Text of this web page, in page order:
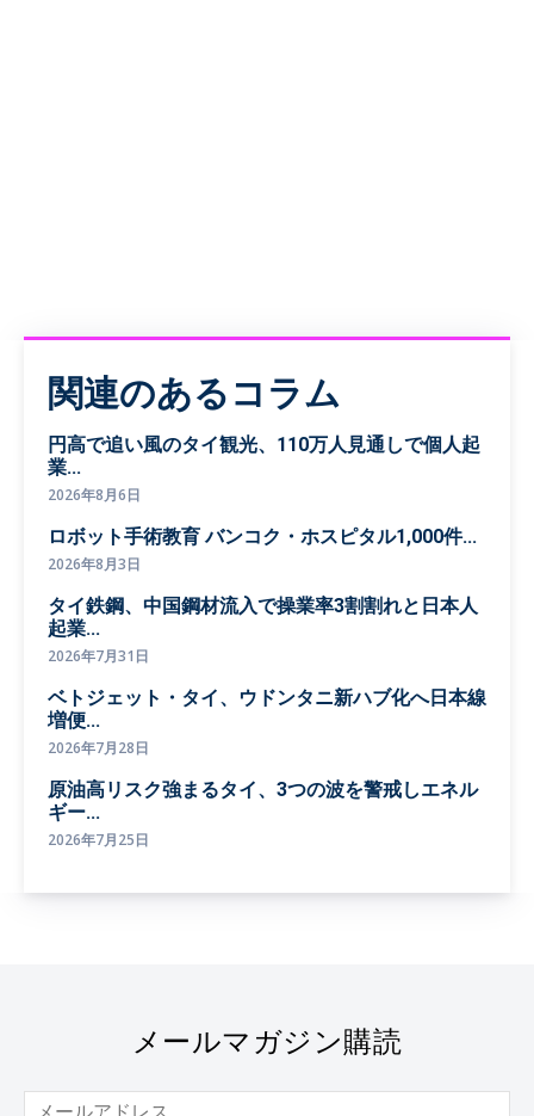
関連のあるコラム
円高で追い風のタイ観光、110万人見通しで個人起
業...
2026年8月6日
ロボット手術教育 バンコク・ホスピタル1,000件...
2026年8月3日
タイ鉄鋼、中国鋼材流入で操業率3割割れと日本人
起業...
2026年7月31日
ベトジェット・タイ、ウドンタニ新ハブ化へ日本線
増便...
2026年7月28日
原油高リスク強まるタイ、3つの波を警戒しエネル
ギー...
2026年7月25日
メールマガジン購読